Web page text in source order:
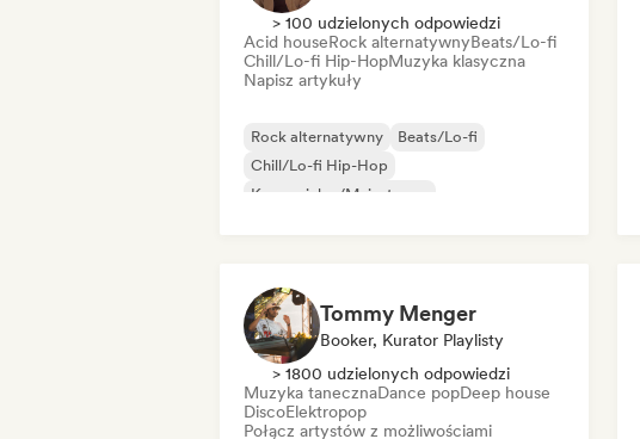
> 100 udzielonych odpowiedzi
Acid houseRock alternatywnyBeats/Lo-fi
Chill/Lo-fi Hip-HopMuzyka klasyczna
Napisz artykuły
Rock alternatywny
Beats/Lo-fi
Chill/Lo-fi Hip-Hop
Komercjalny/Mainstream
Tommy Menger
Booker, Kurator Playlisty
> 1800 udzielonych odpowiedzi
Muzyka tanecznaDance popDeep house
DiscoElektropop
Połącz artystów z możliwościami